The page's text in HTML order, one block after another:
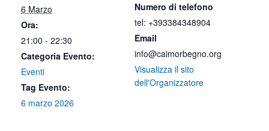
6 Marzo
Ora:
21:00 - 22:30
Categoria Evento:
Eventi
Tag Evento:
6 marzo 2026
Numero di telefono
tel: +393384348904
Email
info@caimorbegno.org
Visualizza il sito
dell'Organizzatore